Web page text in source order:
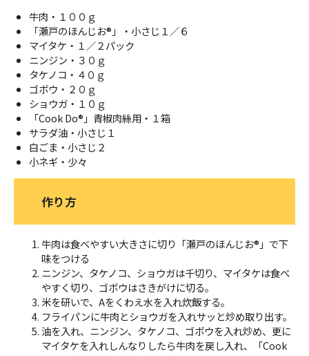
牛肉・１００ｇ
「瀬戸のほんじお®」・小さじ１／６
マイタケ・１／２パック
ニンジン・３０ｇ
タケノコ・４０ｇ
ゴボウ・２０ｇ
ショウガ・１０ｇ
「Cook Do®」青椒肉絲用・１箱
サラダ油・小さじ１
白ごま・小さじ２
小ネギ・少々
作り方
牛肉は食べやすい大きさに切り「瀬戸のほんじお®」で下
味をつける
ニンジン、タケノコ、ショウガは千切り、マイタケは食べ
やすく切り、ゴボウはさきがけに切る。
米を研いで、Aをくわえ水を入れ炊飯する。
フライパンに牛肉とショウガを入れサッと炒め取り出す。
油を入れ、ニンジン、タケノコ、ゴボウを入れ炒め、更に
マイタケを入れしんなりしたら牛肉を戻し入れ、「Cook